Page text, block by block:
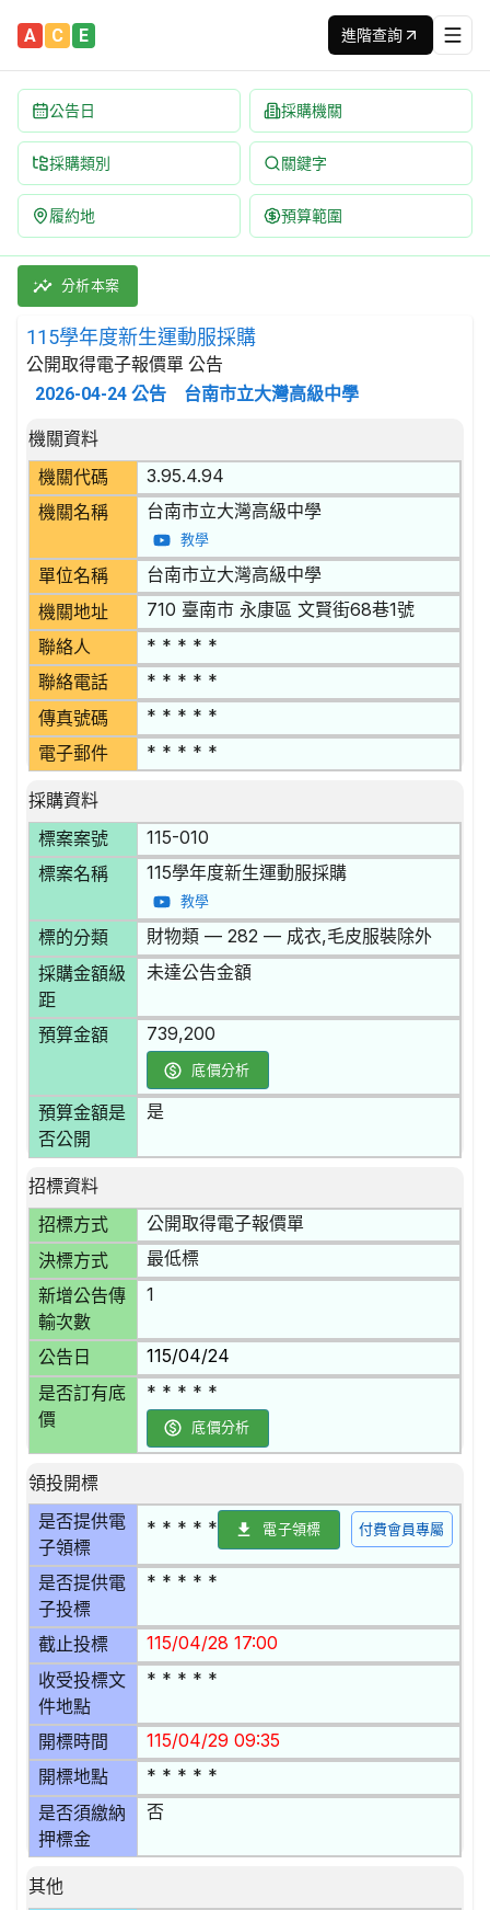
A C E 進階查詢
公告日 採購機關
採購類別 關鍵字
履約地 預算範圍
115學年度新生運動服採購 招標公告 | 案號：115-010 | 公開
採購類別：財物類 成衣,毛皮服裝除外 | 招標方式：公開取
分析本案
115學年度新生運動服採購
公開取得電子報價單 公告
2026-04-24 公告 台南市立大灣高級中學
招標公告詳細內容
機關資料
機關代碼
3.95.4.94
機關名稱 台南市立大灣高級中學
教學
單位名稱 台南市立大灣高級中學
機關地址 710 臺南市 永康區 文賢街68巷1號
聯絡人 * * * * *
聯絡電話 * * * * *
傳真號碼 * * * * *
電子郵件 * * * * *
採購資料
標案案號
115-010
標案名稱 115學年度新生運動服採購
教學
標的分類 財物類 — 282 — 成衣,毛皮服裝除外
採購金額級
距
未達公告金額
預算金額 739,200
底價分析
預算金額是
否公開
是
招標資料
招標方式
公開取得電子報價單
決標方式 最低標
新增公告傳
輸次數
1
公告日 115/04/24
是否訂有底
價
* * * * *
底價分析
領投開標
是否提供電
子領標
* * * * * 電子領標 付費會員專屬
是否提供電
子投標
* * * * *
截止投標 115/04/28 17:00
收受投標文
件地點
* * * * *
開標時間 115/04/29 09:35
開標地點 * * * * *
是否須繳納
押標金
否
其他